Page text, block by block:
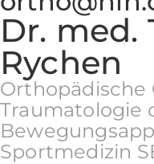
Dr. med.
Rychen
Orthopädische
Traumatologie
Sportmedizin